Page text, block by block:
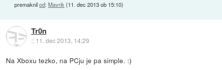
premaknilod:Mavrik (11. dec 2013 ob 15:10)
Tr0n
:: 11. dec 2013, 14:29
Na Xboxu tezko, na PCju je pa simple. :)